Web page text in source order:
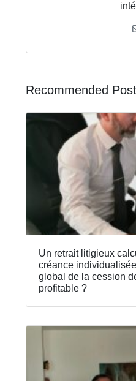
Recommended
Un retrait litigieux
créance
global de la cession
profitable ?